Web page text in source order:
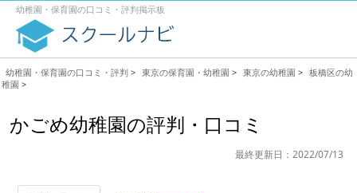
幼稚園・保育園の口コミ・評判掲示板
幼稚園・保育園の口コミ・評判 > 東京の保育園・幼稚園 > 東京の幼稚園 > 板橋区の幼
稚園 >
かごめ幼稚園の評判・口コミ
最終更新日：2022/07/13